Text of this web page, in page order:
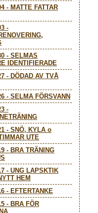
- MATTE FATTAR
-
- SELMAS
IDENTIFIERADE
- DÖDAD AV TVÅ
- SELMA FÖRSVANN
-
- SNÖ, KYLA o
UTE
- BRA TRÄNING
- UNG LAPSKTIK
HEM
- EFTERTANKE
- BRA FÖR